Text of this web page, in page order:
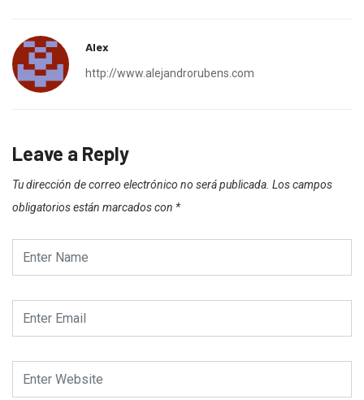
Alex
http://www.alejandrorubens.com
Leave a Reply
Tu dirección de correo electrónico no será publicada. Los campos
obligatorios están marcados con *